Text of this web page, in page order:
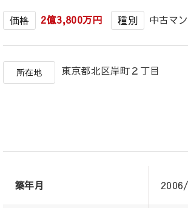
価格 2億3,800万円 種別 中古マ
所在地 東京都北区岸町２丁目
築年月